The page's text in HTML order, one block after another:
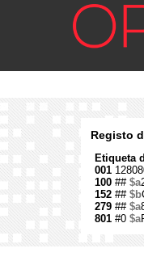
Registo
Etiqueta
001
100 ## $a
152 ## $b
279 ## $a
801 #0 $a